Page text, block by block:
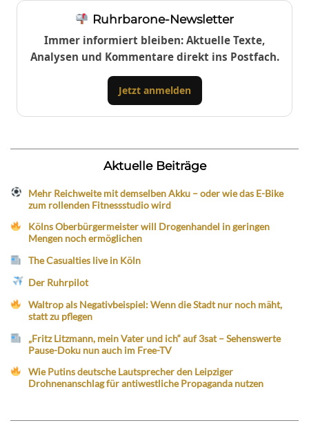
Ruhrbarone-Newsletter
Immer informiert bleiben: Aktuelle Texte,
Analysen und Kommentare direkt ins Postfach.
Jetzt anmelden
Aktuelle Beiträge
Mehr Reichweite mit demselben Akku – oder wie das E-Bike
zum rollenden Fitnessstudio wird
Kölns Oberbürgermeister will Drogenhandel in geringen
Mengen noch ermöglichen
The Casualties live in Köln
Der Ruhrpilot
Waltrop als Negativbeispiel: Wenn die Stadt nur noch mäht,
statt zu pflegen
„Fritz Litzmann, mein Vater und ich“ auf 3sat – Sehenswerte
Pause-Doku nun auch im Free-TV
Wie Putins deutsche Lautsprecher den Leipziger
Drohnenanschlag für antiwestliche Propaganda nutzen